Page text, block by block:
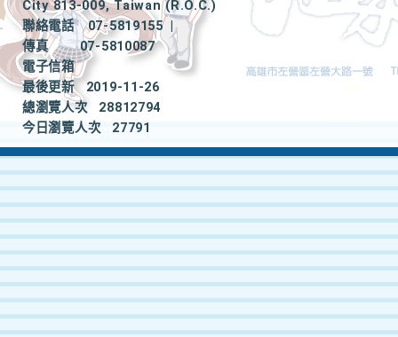
City 813-009, Taiwan (R.O.C.)
聯絡電話
07-5819155
|
傳真
07-5810087
電子信箱
最後更新
2019-11-26
總瀏覽人次
28812794
今日瀏覽人次
27791